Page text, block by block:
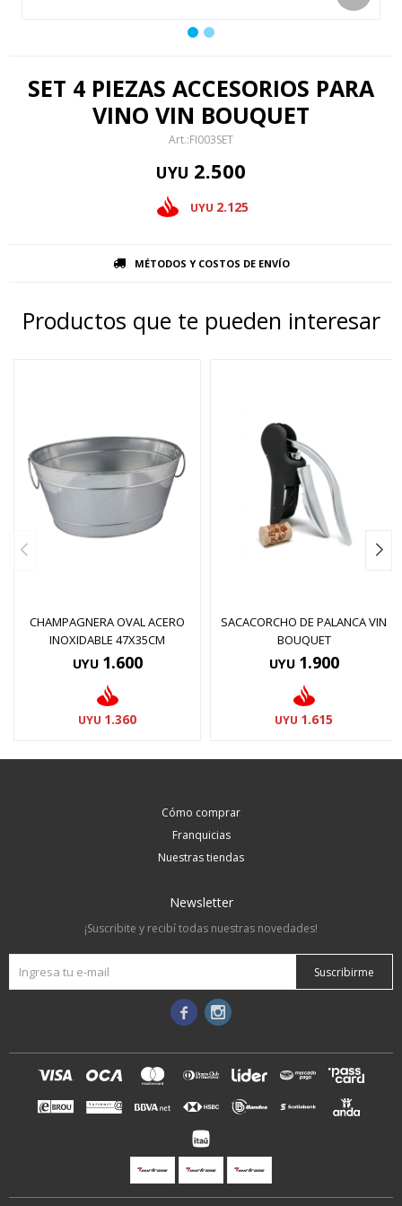
SET 4 PIEZAS ACCESORIOS PARA
VINO VIN BOUQUET
FI003SET
UYU 2.500
UYU 2.125
MÉTODOS Y COSTOS DE ENVÍO
Productos que te pueden interesar
CHAMPAGNERA OVAL ACERO
INOXIDABLE 47X35CM
UYU 1.600
UYU 1.360
SACACORCHO DE PALANCA VIN
BOUQUET
UYU 1.900
UYU 1.615
Cómo comprar
Franquicias
Nuestras tiendas
Newsletter
¡Suscribite y recibí todas nuestras novedades!
Suscribirme
 